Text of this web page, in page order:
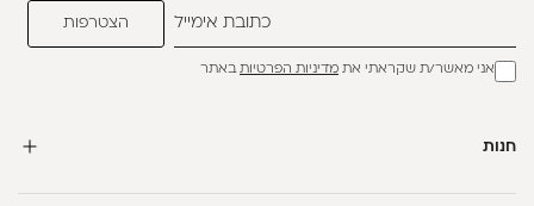
אני מאשר/ת שקראתי את מדיניות הפרטיותבאתר
חנות